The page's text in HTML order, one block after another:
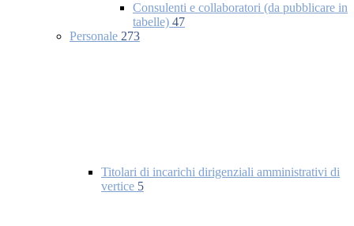
Consulenti e collaboratori (da pubblicare in
tabelle) 47
Personale 273
Titolari di incarichi dirigenziali amministrativi di
vertice 5